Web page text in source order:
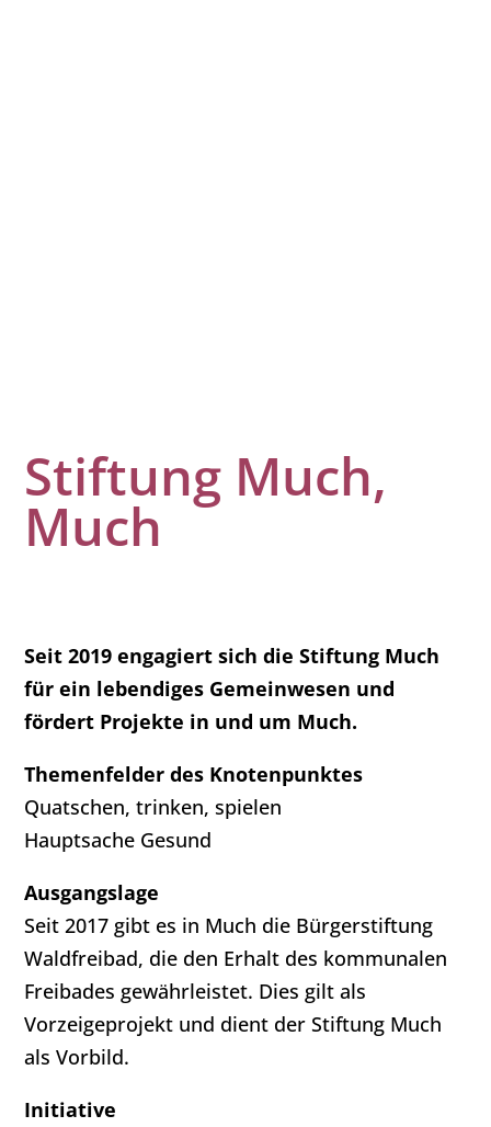
Stiftung Much,
Much
Seit 2019 engagiert sich die Stiftung Much
für ein lebendiges Gemeinwesen und
fördert Projekte in und um Much.
Themenfelder des Knotenpunktes
Quatschen, trinken, spielen
Hauptsache Gesund
Ausgangslage
Seit 2017 gibt es in Much die Bürgerstiftung
Waldfreibad, die den Erhalt des kommunalen
Freibades gewährleistet. Dies gilt als
Vorzeigeprojekt und dient der Stiftung Much
als Vorbild.
Initiative